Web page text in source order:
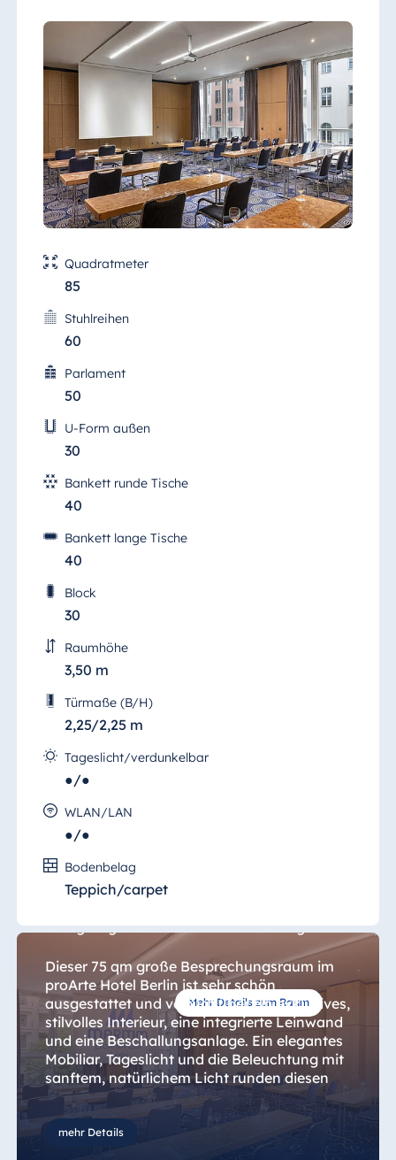
Quadratmeter
85
Stuhlreihen
60
Parlament
50
U-Form außen
30
Bankett runde Tische
40
Bankett lange Tische
40
Block
30
Raumhöhe
3,50 m
Türmaße (B/H)
2,25/2,25 m
Tageslicht/verdunkelbar
●/●
WLAN/LAN
●/●
Bodenbelag
Teppich/carpet
Mehr Details zum Raum
Salon 7
einzigartigen "Salon 7" mit idealer Lage aus.
Dieser 75 qm große Besprechungsraum im
proArte Hotel Berlin ist sehr schön
ausgestattet und verfügt über ein exklusives,
stilvolles Interieur, eine integrierte Leinwand
und eine Beschallungsanlage. Ein elegantes
Mobiliar, Tageslicht und die Beleuchtung mit
sanftem, natürlichem Licht runden diesen
eleganten Ort ab.
Unsere professionell geschulten
mehr Details